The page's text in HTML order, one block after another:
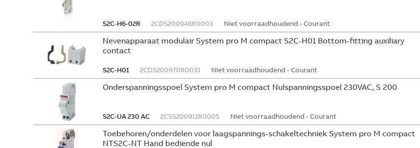
S2C-H6-02R 2CDS200946R0003 Niet voorraadhoudend - Courant
Nevenapparaat modulair System pro M compact S2C-H01 Bottom-fitting auxiliary
contact
S2C-H01 2CDS200970R0031 Niet voorraadhoudend - Courant
Onderspanningsspoel System pro M compact Nulspanningsspoel 230VAC, S 200
S2C-UA 230 AC 2CSS200911R0005 Niet voorraadhoudend - Courant
Toebehoren/onderdelen voor laagspannings-schakeltechniek System pro M compact
NTS2C-NT Hand bediende nul